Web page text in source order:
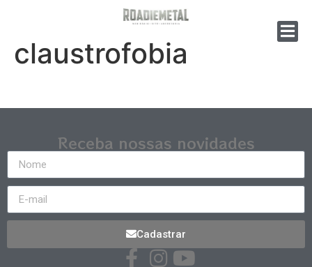
claustrofobia
Receba nossas novidades
Cadastrar